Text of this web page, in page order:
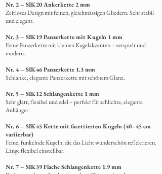
Nr. 2 – SIK20 Ankerkette 2 mm
Zeitloses Design mit feinen, gleichmässigen Gliedern. Sehr stabil
und elegant.
Nr. 3 – SIK19 Panzerkette mit Kugeln 1 mm
Feine Panzerkette mit kleinen Kugelakzenten – verspielt und
modern.
Nr. 4 – SIK46 Panzerkette 1.3 mm
Schlanke,elegante Panzerkette mit schönem Glanz.
Nr. 5 – SIK12 Schlangenkette 1 mm
Sehr glatt, flexibel und edel – perfekt für schlichte, elegante
Anhänger.
Nr. 6 – SIK45 Kette mit facettierten Kugeln (40–45 cm
variierbar)
Feine, funkelnde Kugeln, die das Licht wunderschön reflektieren.
Länge flexibel einstellbar.
Nr. 7 – SIK39 Flache Schlangenkette 1.9 mm